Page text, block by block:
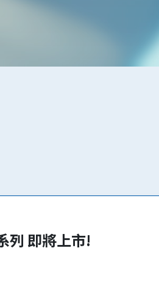
列 即將上市!